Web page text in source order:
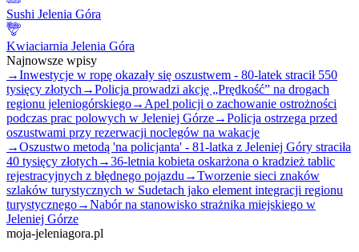
Sushi Jelenia Góra
Kwiaciarnia Jelenia Góra
Najnowsze wpisy
→Inwestycje w ropę okazały się oszustwem - 80-latek stracił 550
tysięcy złotych →Policja prowadzi akcję „Prędkość” na drogach
regionu jeleniogórskiego→ Apel policji o zachowanie ostrożności
podczas prac polowych w Jeleniej Górze→Policja ostrzega przed
oszustwami przy rezerwacji noclegów na wakacje
→Oszustwo metodą 'na policjanta' - 81-latka z Jeleniej Góry straciła
40 tysięcy złotych →36-letnia kobieta oskarżona o kradzież tablic
rejestracyjnych z błędnego pojazdu →Tworzenie sieci znaków
szlaków turystycznych w Sudetach jako element integracji regionu
turystycznego→Nabór na stanowisko strażnika miejskiego w
Jeleniej Górze
moja-jeleniagora.pl